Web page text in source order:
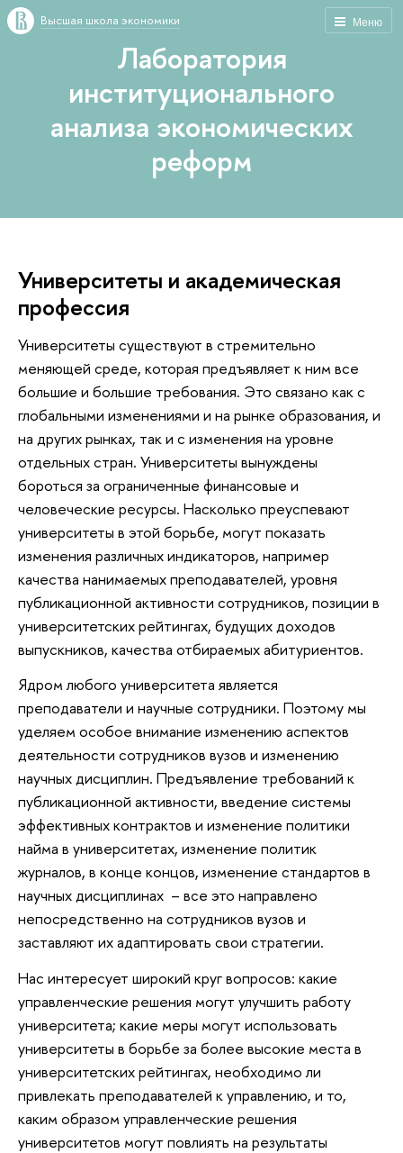
Меню
Высшая школа экономики
Лаборатория
институционального
анализа экономических
реформ
Университеты и академическая
профессия
Университеты существуют в стремительно
меняющей среде, которая предъявляет к ним все
большие и большие требования. Это связано как с
глобальными изменениями и на рынке образования, и
на других рынках, так и с изменения на уровне
отдельных стран. Университеты вынуждены
бороться за ограниченные финансовые и
человеческие ресурсы. Насколько преуспевают
университеты в этой борьбе, могут показать
изменения различных индикаторов, например
качества нанимаемых преподавателей, уровня
публикационной активности сотрудников, позиции в
университетских рейтингах, будущих доходов
выпускников, качества отбираемых абитуриентов.
Ядром любого университета является
преподаватели и научные сотрудники. Поэтому мы
уделяем особое внимание изменению аспектов
деятельности сотрудников вузов и изменению
научных дисциплин. Предъявление требований к
публикационной активности, введение системы
эффективных контрактов и изменение политики
найма в университетах, изменение политик
журналов, в конце концов, изменение стандартов в
научных дисциплинах – все это направлено
непосредственно на сотрудников вузов и
заставляют их адаптировать свои стратегии.
Нас интересует широкий круг вопросов: какие
управленческие решения могут улучшить работу
университета; какие меры могут использовать
университеты в борьбе за более высокие места в
университетских рейтингах, необходимо ли
привлекать преподавателей к управлению, и то,
каким образом управленческие решения
университетов могут повлиять на результаты